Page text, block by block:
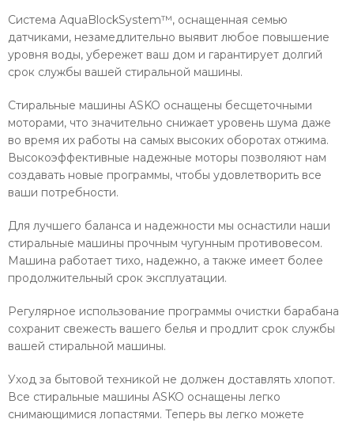
Система AquaBlockSystem™, оснащенная семью
датчиками, незамедлительно выявит любое повышение
уровня воды, убережет ваш дом и гарантирует долгий
срок службы вашей стиральной машины.
Стиральные машины ASKO оснащены бесщеточными
моторами, что значительно снижает уровень шума даже
во время их работы на самых высоких оборотах отжима.
Высокоэффективные надежные моторы позволяют нам
создавать новые программы, чтобы удовлетворить все
ваши потребности.
Для лучшего баланса и надежности мы оснастили наши
стиральные машины прочным чугунным противовесом.
Машина работает тихо, надежно, а также имеет более
продолжительный срок эксплуатации.
Регулярное использование программы очистки барабана
сохранит свежесть вашего белья и продлит срок службы
вашей стиральной машины.
Уход за бытовой техникой не должен доставлять хлопот.
Все стиральные машины ASKO оснащены легко
снимающимися лопастями. Теперь вы легко можете